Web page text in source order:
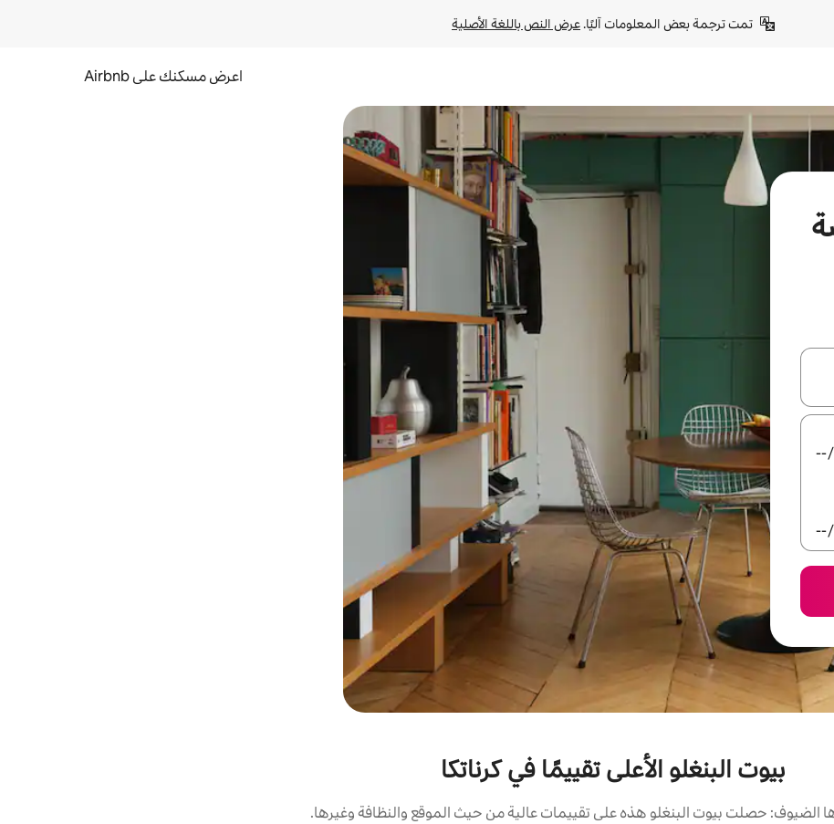
تمت ترجمة بعض المعلومات آليًا. عرض النص باللغة الأصلية
اعرض مسكنك على Airbnb
أو استكشف عن طريق اللمس أو السحب.
بيوت البنغلو الأعلى تقييمًا في كرناتكا
الضيوف: حصلت بيوت البنغلو هذه على تقييمات عالية من حيث الموقع والنظافة وغيرها.